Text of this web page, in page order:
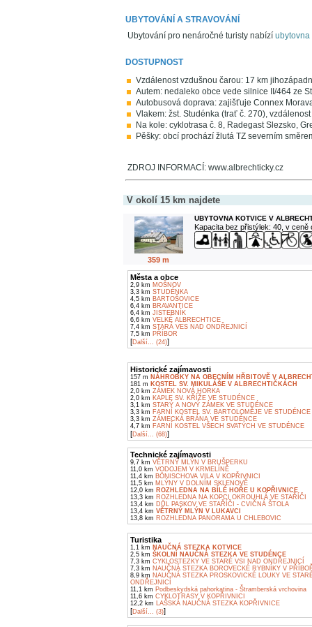
UBYTOVÁNÍ A STRAVOVÁNÍ
Ubytování pro nenáročné turisty nabízí ubytovna
DOSTUPNOST
Vzdálenost vzdušnou čarou: 17 km
Autem: nedaleko obce vede silnice II/464 ze
Autobusová doprava: zajišťuje Connex
Vlakem: žst. Studénka (trať č. 270),
Na kole: cyklotrasa č. 8, Radegast Slezsko,
Pěšky: obcí prochází žlutá TZ severním
ZDROJ INFORMACÍ: www.albrechticky.cz
V okolí 15 km najdete
359 m
UBYTOVNA KOTVICE V
Kapacita bez přistýlek: 40, v ceně
Města a obce
2,9 km MOŠNOV
3,3 km STUDÉNKA
4,5 km BARTOŠOVICE
6,4 km BRAVANTICE
6,4 km JISTEBNÍK
6,6 km VELKÉ ALBRECHTICE
7,4 km STARÁ VES NAD ONDŘEJNICÍ
7,5 km PŘÍBOR
[Další... (24)]
Historické zajímavosti
157 m NÁHROBKY NA OBECNÍM HŘBITOVĚ V
181 m KOSTEL SV. MIKULÁŠE V ALBRECHTIČKÁCH
2,0 km ZÁMEK NOVÁ HORKA
2,0 km KAPLE SV. KŘÍŽE VE STUDÉNCE
3,1 km STARÝ A NOVÝ ZÁMEK VE STUDÉNCE
3,3 km FARNÍ KOSTEL SV. BARTOLOMĚJE VE STUDÉNCE
3,3 km ZÁMECKÁ BRÁNA VE STUDÉNCE
4,7 km FARNÍ KOSTEL VŠECH SVATÝCH VE STUDÉNCE
[Další... (68)]
Technické zajímavosti
9,7 km VĚTRNÝ MLÝN V BRUŠPERKU
11,0 km VODOJEM V KRMELÍNĚ
11,4 km BÖNISCHOVA VILA V KOPŘIVNICI
11,5 km MLÝNY V DOLNÍM SKLENOVĚ
12,0 km ROZHLEDNA NA BÍLÉ HOŘE U KOPŘIVNICE
13,3 km ROZHLEDNA NA KOPCI OKROUHLÁ VE STAŘÍČI
13,4 km DŮL PASKOV VE STAŘÍČI - CVIČNÁ ŠTOLA
13,4 km VĚTRNÝ MLÝN V LUKAVCI
13,8 km ROZHLEDNA PANORAMA U CHLEBOVIC
Turistika
1,1 km NAUČNÁ STEZKA KOTVICE
2,5 km ŠKOLNÍ NAUČNÁ STEZKA VE STUDÉNCE
7,3 km CYKLOSTEZKY VE STARÉ VSI NAD ONDŘEJNICÍ
7,3 km NAUČNÁ STEZKA BOROVECKÉ RYBNÍKY V
8,9 km NAUČNÁ STEZKA PROSKOVICKÉ LOUKY VE
ONDŘEJNICÍ
11,1 km Podbeskydská pahorkatina - Štramberská vrchovina
11,6 km CYKLOTRASY V KOPŘIVNICI
12,2 km LAŠSKÁ NAUČNÁ STEZKA KOPŘIVNICE
[Další... (3)]